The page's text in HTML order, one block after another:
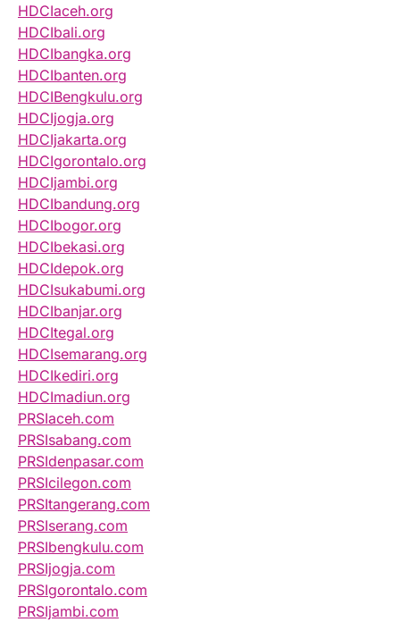
HDCIaceh.org
HDCIbali.org
HDCIbangka.org
HDCIbanten.org
HDCIBengkulu.org
HDCIjogja.org
HDCIjakarta.org
HDCIgorontalo.org
HDCIjambi.org
HDCIbandung.org
HDCIbogor.org
HDCIbekasi.org
HDCIdepok.org
HDCIsukabumi.org
HDCIbanjar.org
HDCItegal.org
HDCIsemarang.org
HDCIkediri.org
HDCImadiun.org
PRSIaceh.com
PRSIsabang.com
PRSIdenpasar.com
PRSIcilegon.com
PRSItangerang.com
PRSIserang.com
PRSIbengkulu.com
PRSIjogja.com
PRSIgorontalo.com
PRSIjambi.com